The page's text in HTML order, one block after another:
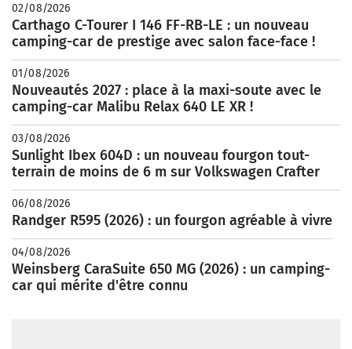
02/08/2026
Carthago C-Tourer I 146 FF-RB-LE : un nouveau
camping-car de prestige avec salon face-face !
01/08/2026
Nouveautés 2027 : place à la maxi-soute avec le
camping-car Malibu Relax 640 LE XR !
03/08/2026
Sunlight Ibex 604D : un nouveau fourgon tout-
terrain de moins de 6 m sur Volkswagen Crafter
06/08/2026
Randger R595 (2026) : un fourgon agréable à vivre
04/08/2026
Weinsberg CaraSuite 650 MG (2026) : un camping-
car qui mérite d'être connu